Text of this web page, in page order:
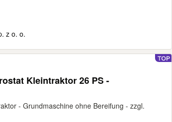
z o. o.
Kleintraktor 26 PS -
- Grundmaschine ohne Bereifung - zzgl.